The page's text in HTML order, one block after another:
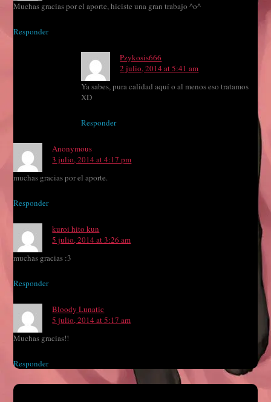
Muchas gracias por el aporte, hiciste una gran trabajo ^o^
Responder
Pzykosis666
2 julio, 2014 at 5:41 am
Ya sabes, pura calidad aquí o al menos eso tratamos
XD
Responder
Anonymous
3 julio, 2014 at 4:17 pm
muchas gracias por el aporte.
Responder
kuroi hito kun
5 julio, 2014 at 3:26 am
muchas gracias :3
Responder
Bloody Lunatic
5 julio, 2014 at 5:17 am
Muchas gracias!!
Responder